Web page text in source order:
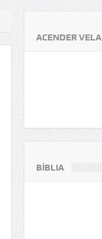
ACENDER VELA
BÍBLIA